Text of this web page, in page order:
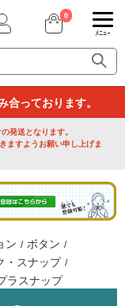
合っております。
発送となります。
ますようお願い申し上げま
ン / ボタン /
・スナップ /
ラスナップ
0
ﾒﾆｭｰ